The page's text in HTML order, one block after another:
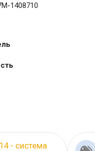
1408710
- система